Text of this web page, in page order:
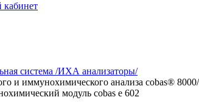
система /ИХА анализаторы/
и иммунохимического анализа cobas®
модуль cobas e 602